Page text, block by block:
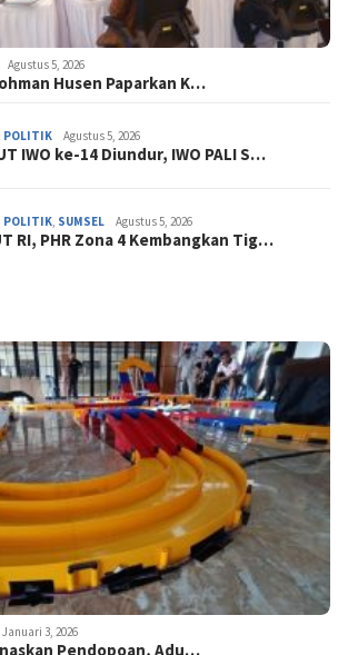
Agustus 5, 2026
Husen Paparkan K…
POLITIK Agustus 5, 2026
IWO ke-14 Diundur, IWO PALI S…
POLITIK, SUMSEL Agustus 5, 2026
RI, PHR Zona 4 Kembangkan Tig…
Januari 3, 2026
Pendopoan, Adu…